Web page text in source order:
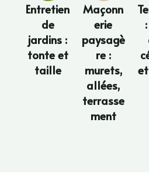
Entretien
de
jardins :
tonte et
taille
Maçonn
erie
paysagè
re :
murets,
allées,
terrasse
ment